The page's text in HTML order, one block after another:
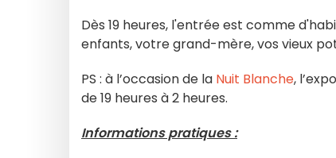
Dès 19 heures, l'entrée est comme
enfants, votre grand-mère, vos vieux
PS : à l’occasion de la Nuit Blanche,
de 19 heures à 2 heures.
Informations pratiques :